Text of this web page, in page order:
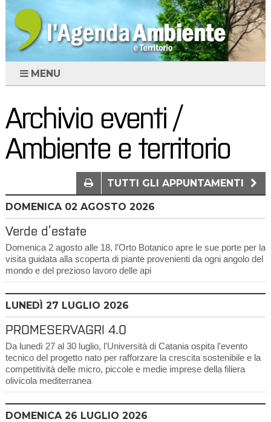
MENU
Archivio eventi /
Ambiente e territorio
TUTTI GLI APPUNTAMENTI
DOMENICA 02 AGOSTO 2026
Verde d’estate
Domenica 2 agosto alle 18, l’Orto Botanico apre le sue porte per la
visita guidata alla scoperta di piante provenienti da ogni angolo del
mondo e del prezioso lavoro delle api
LUNEDÌ 27 LUGLIO 2026
PROMESERVAGRI 4.0
Da lunedì 27 al 30 luglio, l'Università di Catania ospita l'evento
tecnico del progetto nato per rafforzare la crescita sostenibile e la
competitività delle micro, piccole e medie imprese della filiera
olivicola mediterranea
DOMENICA 26 LUGLIO 2026